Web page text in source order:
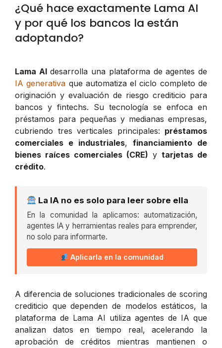
¿Qué hace exactamente Lama AI
y por qué los bancos la están
adoptando?
Lama AIdesarrolla una plataforma de agentes de
IA generativa que automatiza el ciclo completo de
originación y evaluación de riesgo crediticio para
bancos y fintechs. Su tecnología se enfoca en
préstamos para pequeñas y medianas empresas,
cubriendo tres verticales principales: préstamos
comerciales e industriales, financiamiento de
bienes raíces comerciales (CRE) y tarjetas de
crédito.
La IA no es solo para leer sobre ella
En la comunidad la aplicamos: automatización,
agentes IA y herramientas reales para emprender,
no solo para informarte.
Aplicarla en la comunidad
A diferencia de soluciones tradicionales de scoring
crediticio que dependen de modelos estáticos, la
plataforma de Lama AI utiliza agentes de IA que
analizan datos en tiempo real, acelerando la
aprobación de créditos mientras mantienen o